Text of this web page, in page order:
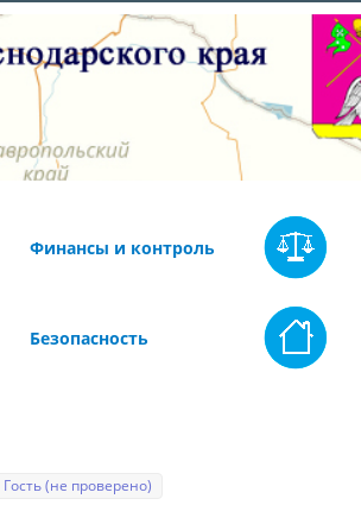
Финансы и контроль
Безопасность
Гость (не проверено)